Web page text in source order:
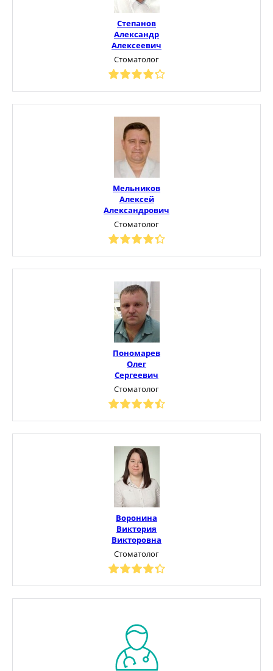
Степанов
Александр
Алексеевич
Стоматолог
Мельников
Алексей
Александрович
Стоматолог
Пономарев
Олег
Сергеевич
Стоматолог
Воронина
Виктория
Викторовна
Стоматолог